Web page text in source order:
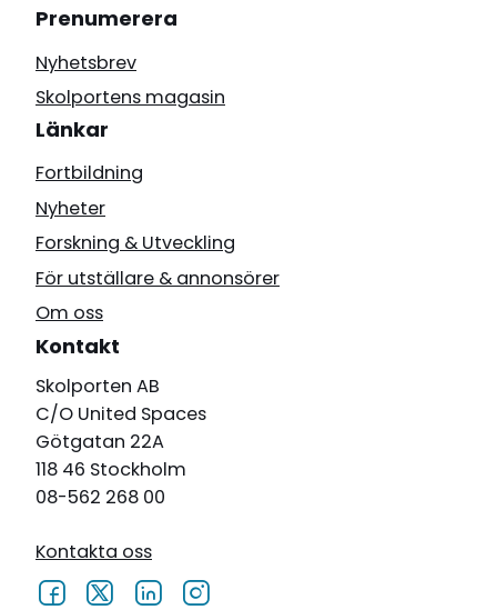
Prenumerera
Nyhetsbrev
Skolportens magasin
Länkar
Fortbildning
Nyheter
Forskning & Utveckling
För utställare & annonsörer
Om oss
Kontakt
Skolporten AB
C/O United Spaces
Götgatan 22A
118 46 Stockholm
08-562 268 00
Kontakta oss